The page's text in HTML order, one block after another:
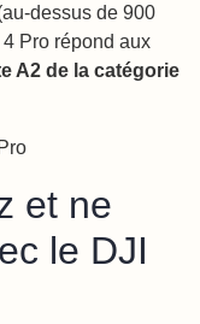
dessus de 900
Pro répond aux
A2 de la catégorie
et ne
le DJI